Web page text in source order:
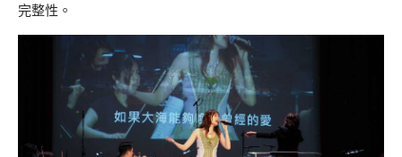
完整性。